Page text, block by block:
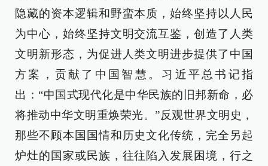
隐藏的资本逻辑和野蛮本质，始终坚持以人民
为中心，始终坚持文明交流互鉴，创造了人类
文明新形态，为促进人类文明进步提供了中国
方案，贡献了中国智慧。习近平总书记指
出：“中国式现代化是中华民族的旧邦新命，必
将推动中华文明重焕荣光。”反观世界文明史，
那些不顾本国国情和历史文化传统，完全另起
炉灶的国家或民族，往往陷入发展困境，行之